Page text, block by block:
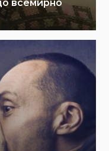
всемирно